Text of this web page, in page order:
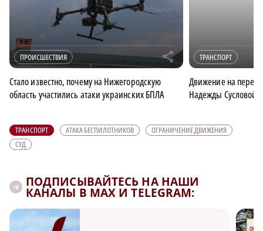
ПРОИСШЕСТВИЯ r
Стало известно, почему на Нижегородскую
область участились атаки украинских БПЛА
ТРАНСПОРТ
Движение на
Надежды Сусловой
ТРАНСПОРТ АТАКА БЕСПИЛОТНИКОВ
ОГРАНИЧЕНИЕ ДВИЖЕНИЯ
СУД
ПОДПИСЫВАЙТЕСЬ НА НАШИ
КАНАЛЫ В MAX И TELEGRAM: